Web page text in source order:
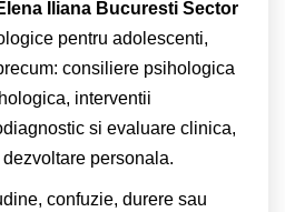
Iliana Bucuresti Sector
pentru adolescenti,
consiliere psihologica
interventii
si evaluare clinica,
personala.
confuzie, durere sau